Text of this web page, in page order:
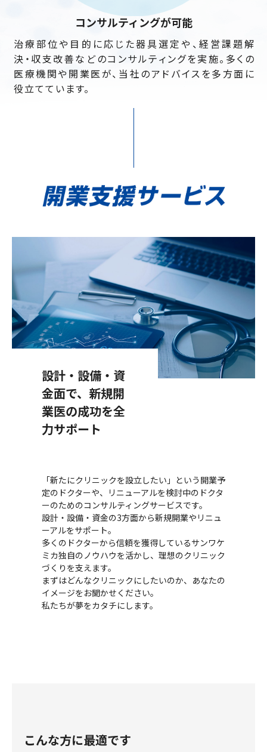
緊急時には、商品納入はもちろん機器の使用方法に
関するレクチャーなどにも迅速に対応。販売を通じて
医療に携わる者として、全力で医療機関をサポートし
ます。
市場や医療機器メーカーの動向に常に目を向け、情
報収集や知識向上に力を注いでいます。また、医療ス
タッフ向け勉強会やセミナ−、イベントなども開催して
います。
コンサルティングが可能
治療部位や目的に応じた器具選定や、経営課題解
決・収支改善などのコンサルティングを実施。多くの
医療機関や開業医が、当社のアドバイスを多方面に
役立てています。
当社は過去、当時は技術的に発展途上だった低侵襲
治療にいち早く着目し、カテーテルの取り扱いを開始
した実績があります。先見性の高さは現在の事業展
開にも活かされています。
当社は常に、ドクターが何を求めているかを最優先
することを心掛けています。その結果、多くのドクター
から信頼を獲得。チーム医療に欠かせぬ存在になっ
ています。
設計・設備・資
金面で、新規開
業医の成功を全
力サポート
「新たにクリニックを設立したい」という開業予
定のドクターや、リニューアルを検討中のドクタ
ーのためのコンサルティングサービスです。
設計・設備・資金の3方面から新規開業やリニュ
ーアルをサポート。
多くのドクターから信頼を獲得しているサンワケ
ミカ独自のノウハウを活かし、理想のクリニック
づくりを支えます。
まずはどんなクリニックにしたいのか、あなたの
イメージをお聞かせください。
私たちが夢をカタチにします。
こんな方に最適です